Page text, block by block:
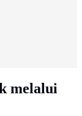
melalui